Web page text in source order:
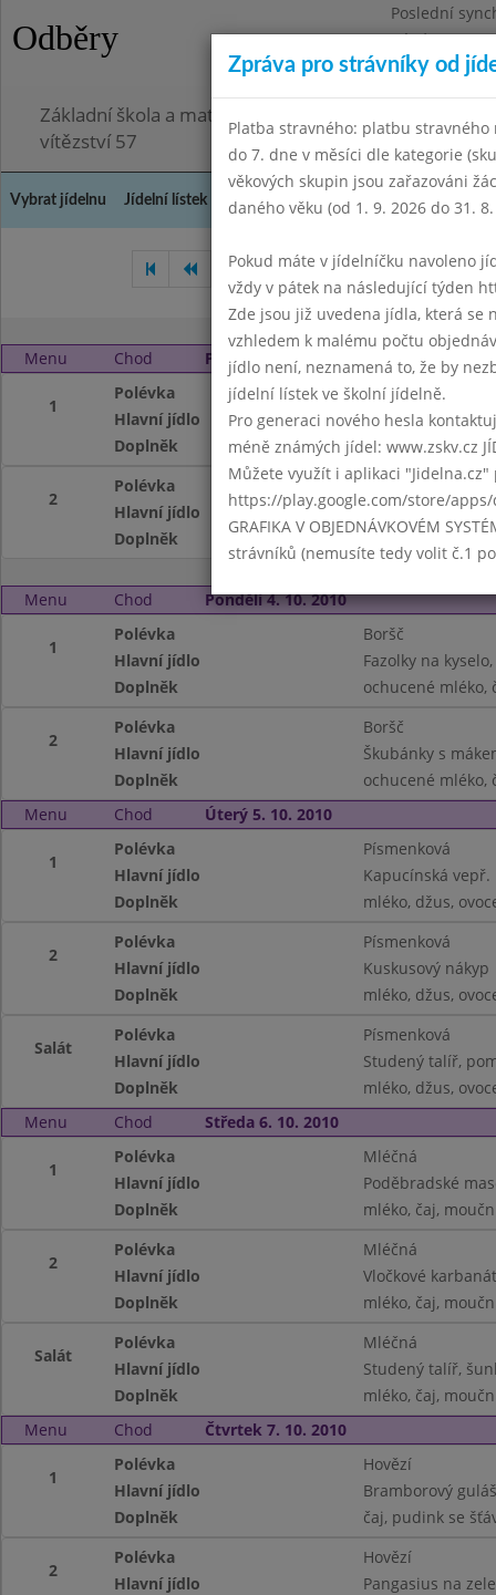
Odběry
Poslední
Pátek
Omezení
Základní škola a mateřská škola Chodov, Praha 4,
vítězství 57
Vybrat jídelnu Jídelní lístek Historie Kontakty a informace
Červenec 2010 Září 2010
Menu Chod Pátek 1. 10. 2010
1
Polévka
Zeleninová
Hlavní jídlo
Vepř. smažený
Doplněk
džus, čaj
2
Polévka
Zeleninová
Hlavní jídlo
Špagety s
Doplněk
džus, čaj
Menu Chod Pondělí 4. 10. 2010
1
Polévka
Boršč
Hlavní jídlo
Fazolky na
Doplněk
ochucené mléko,
2
Polévka
Boršč
Hlavní jídlo
Škubánky s
Doplněk
ochucené mléko,
Menu
Chod Úterý 5. 10. 2010
1
Polévka
Písmenková
Hlavní jídlo
Kapucínská vepř.
Doplněk
mléko, džus,
2
Polévka
Písmenková
Hlavní jídlo
Kuskusový nákyp
Doplněk
mléko, džus,
Salát
Polévka
Písmenková
Hlavní jídlo
Studený talíř,
Doplněk
mléko, džus,
Menu
Chod Středa 6. 10. 2010
1
Polévka
Mléčná
Hlavní jídlo
Poděbradské
Doplněk
mléko, čaj,
2
Polévka
Mléčná
Hlavní jídlo
Vločkové
Doplněk
mléko, čaj,
Salát
Polévka
Mléčná
Hlavní jídlo
Studený talíř,
Doplněk
mléko, čaj,
Menu
Chod Čtvrtek 7. 10. 2010
1
Polévka
Hovězí
Hlavní jídlo
Bramborový
Doplněk
čaj, pudink se
2
Polévka
Hovězí
Hlavní jídlo
Pangasius na
Zpráva pro strávníky od
Platba stravného: platbu stravného
do 7. dne v měsíci dle kategorie
věkových skupin jsou zařazováni
daného věku (od 1. 9. 2026 do 31.
Pokud máte v jídelníčku navoleno
vždy v pátek na následující týden
Zde jsou již uvedena jídla, která se
vzhledem k malému počtu
jídlo není, neznamená to, že by
jídelní lístek ve školní jídelně.
Pro generaci nového hesla
méně známých jídel: www.zskv.cz
Můžete využít i aplikaci
https://play.google.com/store/
GRAFIKA V OBJEDNÁVKOVÉM
strávníků (nemusíte tedy volit č.1